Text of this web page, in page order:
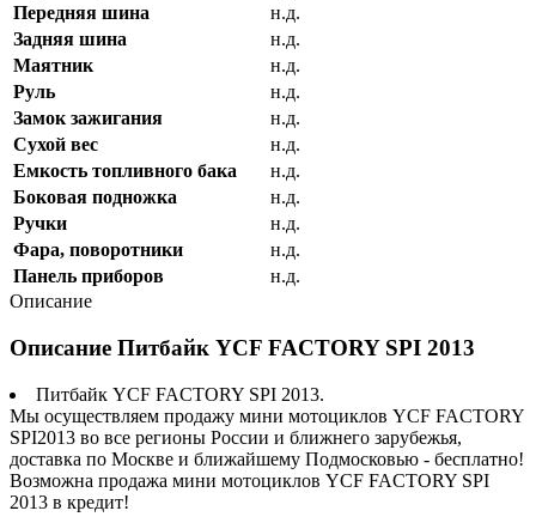
Передняя шина
н.д.
Задняя шина
н.д.
Маятник
н.д.
Руль
н.д.
Замок зажигания
н.д.
Сухой вес
н.д.
Емкость топливного бака
н.д.
Боковая подножка
н.д.
Ручки
н.д.
Фара, поворотники
н.д.
Панель приборов
н.д.
Описание
Описание Питбайк YCF FACTORY SPI 2013
Питбайк YCF FACTORY SPI 2013.
Мы осуществляем продажу мини мотоциклов YCF FACTORY
SPI2013 во все регионы России и ближнего зарубежья,
доставка по Москве и ближайшему Подмосковью - бесплатно!
Возможна продажа мини мотоциклов YCF FACTORY SPI
2013 в кредит!